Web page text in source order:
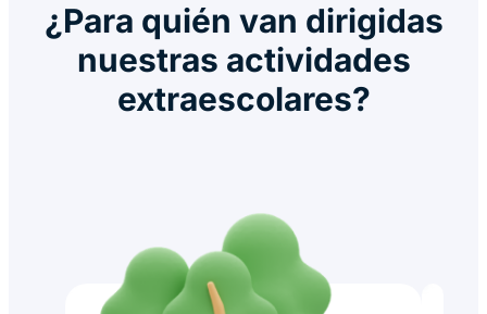
¿Para quién van dirigidas
nuestras actividades
extraescolares?